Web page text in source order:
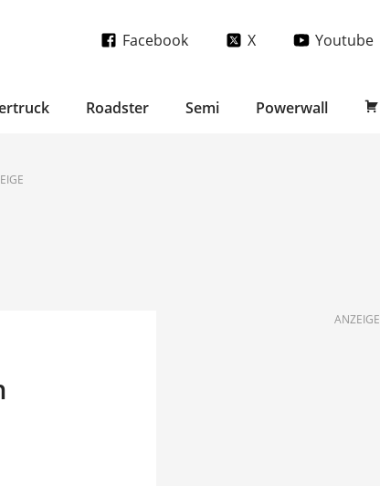
Facebook X Youtube
Roadster Semi Powerwall
ANZEIGE